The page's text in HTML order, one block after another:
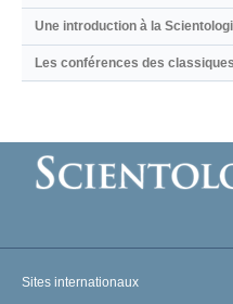
Une introduction à la
Les conférences des classiques
Sites internationaux